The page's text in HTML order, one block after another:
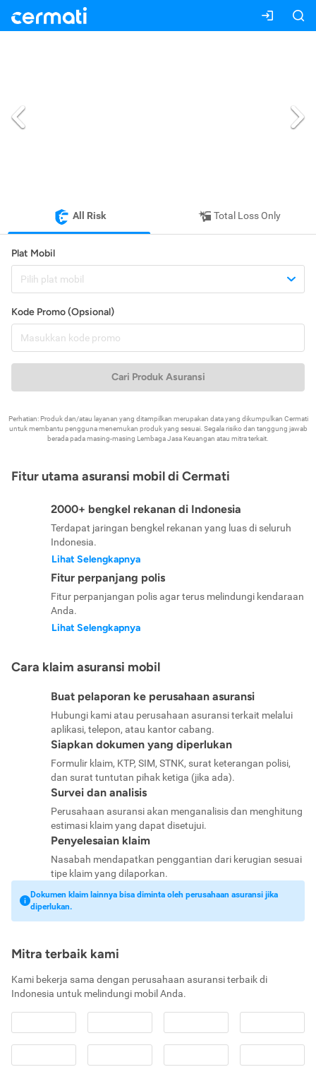
All Risk Total Loss Only
Plat Mobil
Pilih plat mobil
Kode Promo (Opsional)
Cari Produk Asuransi
Perhatian: Produk dan/atau layanan yang ditampilkan merupakan data yang dikumpulkan Cermati
untuk membantu pengguna menemukan produk yang sesuai. Segala risiko dan tanggung jawab
berada pada masing-masing Lembaga Jasa Keuangan atau mitra terkait.
Fitur utama asuransi mobil di Cermati
2000+ bengkel rekanan di Indonesia
Terdapat jaringan bengkel rekanan yang luas di seluruh
Indonesia.
Lihat Selengkapnya
Fitur perpanjang polis
Fitur perpanjangan polis agar terus melindungi kendaraan
Anda.
Lihat Selengkapnya
Cara klaim asuransi mobil
Buat pelaporan ke perusahaan asuransi
Hubungi kami atau perusahaan asuransi terkait melalui
aplikasi, telepon, atau kantor cabang.
Siapkan dokumen yang diperlukan
Formulir klaim, KTP, SIM, STNK, surat keterangan polisi,
dan surat tuntutan pihak ketiga (jika ada).
Survei dan analisis
Perusahaan asuransi akan menganalisis dan menghitung
estimasi klaim yang dapat disetujui.
Penyelesaian klaim
Nasabah mendapatkan penggantian dari kerugian sesuai
tipe klaim yang dilaporkan.
Dokumen klaim lainnya bisa diminta oleh perusahaan asuransi jika
diperlukan.
Mitra terbaik kami
Kami bekerja sama dengan perusahaan asuransi terbaik di
Indonesia untuk melindungi mobil Anda.